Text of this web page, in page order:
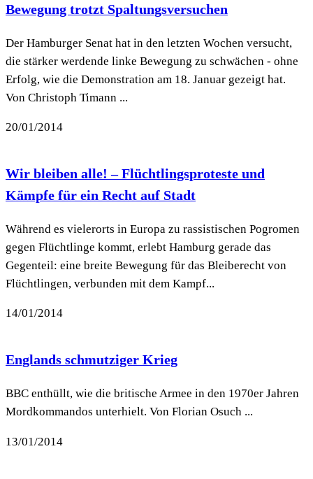
Bewegung trotzt Spaltungsversuchen
Der Hamburger Senat hat in den letzten Wochen versucht,
die stärker werdende linke Bewegung zu schwächen - ohne
Erfolg, wie die Demonstration am 18. Januar gezeigt hat.
Von Christoph Timann ...
20/01/2014
Wir bleiben alle! – Flüchtlingsproteste und
Kämpfe für ein Recht auf Stadt
Wäh­rend es vie­ler­orts in Europa zu ras­sis­ti­schen Pogro­men
gegen Flücht­linge kommt, erlebt Ham­burg gerade das
Gegen­teil: eine breite Bewe­gung für das Blei­be­recht von
Flücht­lin­gen, ver­bun­den mit dem Kampf...
14/01/2014
Englands schmutziger Krieg
BBC enthüllt, wie die britische Armee in den 1970er Jahren
Mordkommandos unterhielt. Von Florian Osuch ...
13/01/2014